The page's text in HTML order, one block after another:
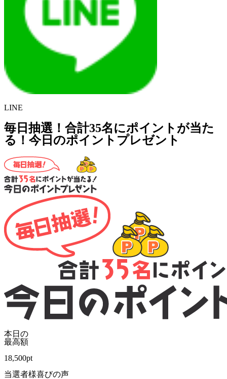
LINE
毎日抽選！合計35名にポイントが当た
る！今日のポイントプレゼント
本日の
最高額
18,500pt
当選者様喜びの声